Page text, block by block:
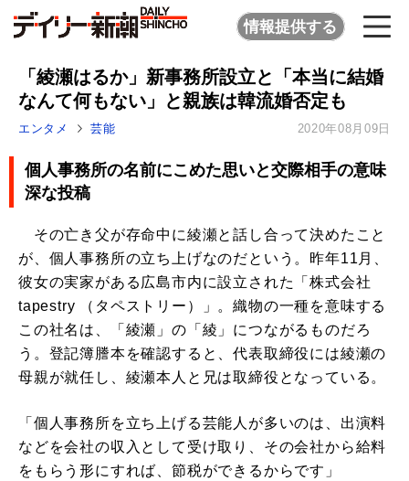
情報提供する
「綾瀬はるか」新事務所設立と「本当に結婚
なんて何もない」と親族は韓流婚否定も
エンタメ 芸能 2020年08月09日
個人事務所の名前にこめた思いと交際相手の意味
深な投稿
その亡き父が存命中に綾瀬と話し合って決めたこと
が、個人事務所の立ち上げなのだという。昨年11月、
彼女の実家がある広島市内に設立された「株式会社
tapestry （タペストリー）」。織物の一種を意味する
この社名は、「綾瀬」の「綾」につながるものだろ
う。登記簿謄本を確認すると、代表取締役には綾瀬の
母親が就任し、綾瀬本人と兄は取締役となっている。
「個人事務所を立ち上げる芸能人が多いのは、出演料
などを会社の収入として受け取り、その会社から給料
をもらう形にすれば、節税ができるからです」